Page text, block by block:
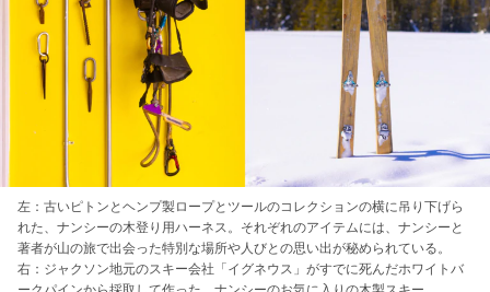
左：古いピトンとヘンプ製ロープとツールのコレクションの横に吊り下げら
れた、ナンシーの木登り用ハーネス。それぞれのアイテムには、ナンシーと
著者が山の旅で出会った特別な場所や人びとの思い出が秘められている。
右：ジャクソン地元のスキー会社「イグネウス」がすでに死んだホワイトバ